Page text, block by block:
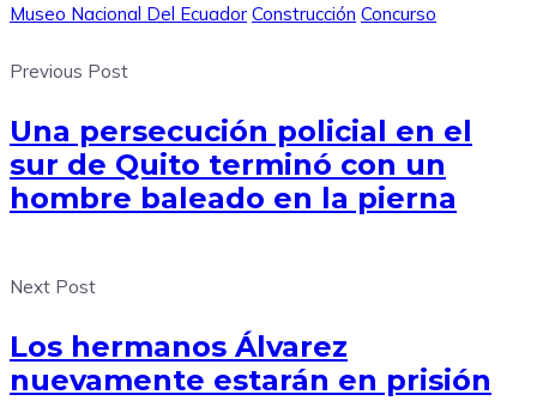
Museo Nacional Del Ecuador Construcción Concurso
Previous Post
Una persecución policial en el
sur de Quito terminó con un
hombre baleado en la pierna
Next Post
Los hermanos Álvarez
nuevamente estarán en prisión